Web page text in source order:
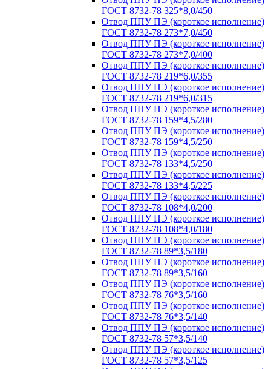
ГОСТ 8732-78 325*8,0/450
Отвод ППУ ПЭ (короткое исполнение)
ГОСТ 8732-78 273*7,0/450
Отвод ППУ ПЭ (короткое исполнение)
ГОСТ 8732-78 273*7,0/400
Отвод ППУ ПЭ (короткое исполнение)
ГОСТ 8732-78 219*6,0/355
Отвод ППУ ПЭ (короткое исполнение)
ГОСТ 8732-78 219*6,0/315
Отвод ППУ ПЭ (короткое исполнение)
ГОСТ 8732-78 159*4,5/280
Отвод ППУ ПЭ (короткое исполнение)
ГОСТ 8732-78 159*4,5/250
Отвод ППУ ПЭ (короткое исполнение)
ГОСТ 8732-78 133*4,5/250
Отвод ППУ ПЭ (короткое исполнение)
ГОСТ 8732-78 133*4,5/225
Отвод ППУ ПЭ (короткое исполнение)
ГОСТ 8732-78 108*4,0/200
Отвод ППУ ПЭ (короткое исполнение)
ГОСТ 8732-78 108*4,0/180
Отвод ППУ ПЭ (короткое исполнение)
ГОСТ 8732-78 89*3,5/180
Отвод ППУ ПЭ (короткое исполнение)
ГОСТ 8732-78 89*3,5/160
Отвод ППУ ПЭ (короткое исполнение)
ГОСТ 8732-78 76*3,5/160
Отвод ППУ ПЭ (короткое исполнение)
ГОСТ 8732-78 76*3,5/140
Отвод ППУ ПЭ (короткое исполнение)
ГОСТ 8732-78 57*3,5/140
Отвод ППУ ПЭ (короткое исполнение)
ГОСТ 8732-78 57*3,5/125